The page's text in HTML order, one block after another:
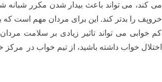
می کند، می تواند باعث بیدار شدن مکرر
خروپف را بدتر کند. این برای مردان مهم است که
کم خوابی می تواند تاثیر زیادی بر سلامت
اختلال خواب داشته باشید، از تیم خواب در مرکز